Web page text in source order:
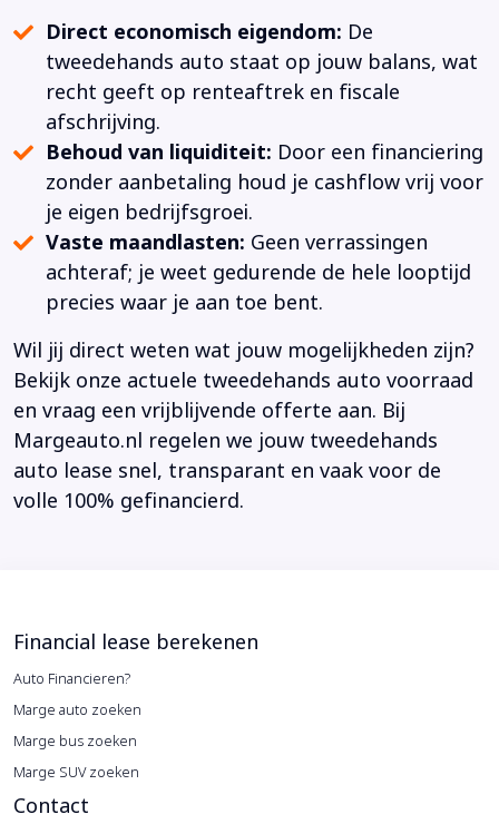
Direct economisch eigendom: De
tweedehands auto staat op jouw balans, wat
recht geeft op renteaftrek en fiscale
afschrijving.
Behoud van liquiditeit: Door een financiering
zonder aanbetaling houd je cashflow vrij voor
je eigen bedrijfsgroei.
Vaste maandlasten: Geen verrassingen
achteraf; je weet gedurende de hele looptijd
precies waar je aan toe bent.
Wil jij direct weten wat jouw mogelijkheden zijn?
Bekijk onze actuele tweedehands auto voorraad
en vraag een vrijblijvende offerte aan. Bij
Margeauto.nl regelen we jouw tweedehands
auto lease snel, transparant en vaak voor de
volle 100% gefinancierd.
Financial lease berekenen
Auto Financieren?
Marge auto zoeken
Marge bus zoeken
Marge SUV zoeken
Contact